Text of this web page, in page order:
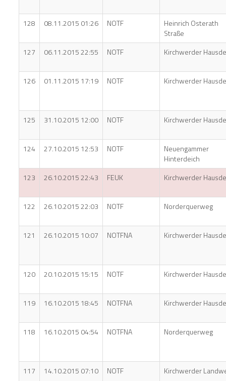
128 08.11.2015 01:26 NOTF
Heinrich Osterath
Straße
127
06.11.2015 22:55 NOTF Kirchwerder
126 01.11.2015 17:19 NOTF Kirchwerder
125 31.10.2015 12:00 NOTF Kirchwerder
124 27.10.2015 12:53 NOTF
Neuengammer
Hinterdeich
123
26.10.2015 22:43 FEUK Kirchwerder
122 26.10.2015 22:03 NOTF Norderquerweg
121 26.10.2015 10:07 NOTFNA Kirchwerder
120 20.10.2015 15:15 NOTF Kirchwerder
119 16.10.2015 18:45 NOTFNA Kirchwerder
118 16.10.2015 04:54 NOTFNA Norderquerweg
117 14.10.2015 07:10 NOTF Kirchwerder